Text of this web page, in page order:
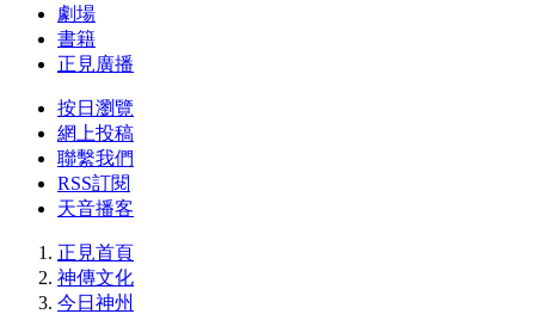
劇場
書籍
正見廣播
按日瀏覽
網上投稿
聯繫我們
RSS訂閱
天音播客
正見首頁
神傳文化
今日神州